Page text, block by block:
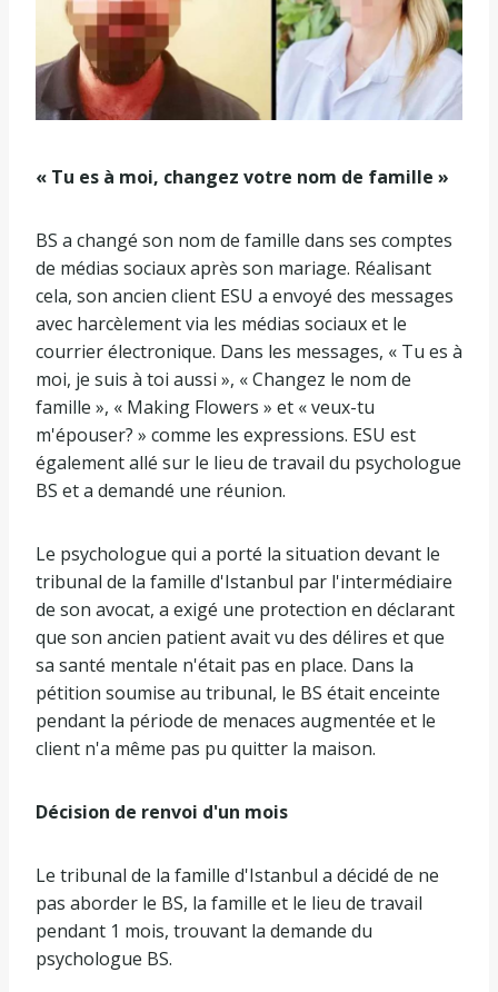
« Tu es à moi, changez votre nom de famille »
BS a changé son nom de famille dans ses comptes
de médias sociaux après son mariage. Réalisant
cela, son ancien client ESU a envoyé des messages
avec harcèlement via les médias sociaux et le
courrier électronique. Dans les messages, « Tu es à
moi, je suis à toi aussi », « Changez le nom de
famille », « Making Flowers » et « veux-tu
m'épouser? » comme les expressions. ESU est
également allé sur le lieu de travail du psychologue
BS et a demandé une réunion.
Le psychologue qui a porté la situation devant le
tribunal de la famille d'Istanbul par l'intermédiaire
de son avocat, a exigé une protection en déclarant
que son ancien patient avait vu des délires et que
sa santé mentale n'était pas en place. Dans la
pétition soumise au tribunal, le BS était enceinte
pendant la période de menaces augmentée et le
client n'a même pas pu quitter la maison.
Décision de renvoi d'un mois
Le tribunal de la famille d'Istanbul a décidé de ne
pas aborder le BS, la famille et le lieu de travail
pendant 1 mois, trouvant la demande du
psychologue BS.